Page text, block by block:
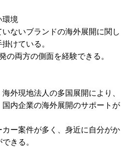
境
ないブランドの海外展開に関し
けている。
の両方の側面を経験できる。
外現地法人の多国展開により、
内企業の海外展開のサポートが
カー案件が多く、身近に自分がか
きる。